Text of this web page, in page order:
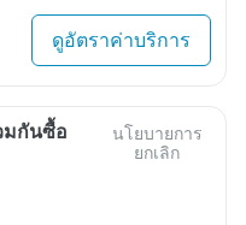
ดูอัตราค่าบริการ
มกันซื้อ
นโยบายการ
ยกเลิก